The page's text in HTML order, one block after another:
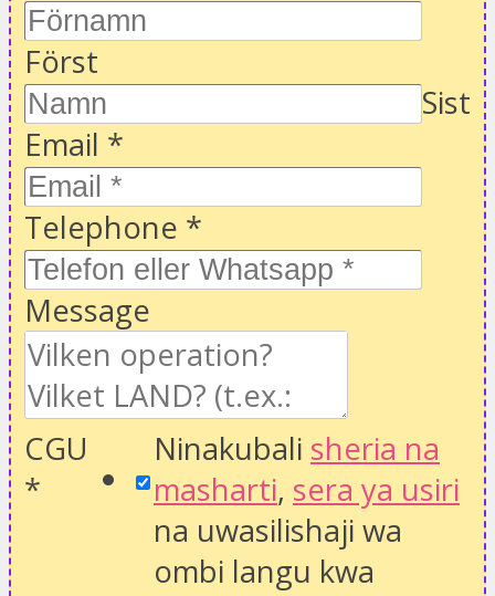
Först
Sist
Email *
Telephone *
Message
CGU
*
Ninakubali sheria na
masharti, sera ya usiri
na uwasilishaji wa
ombi langu kwa